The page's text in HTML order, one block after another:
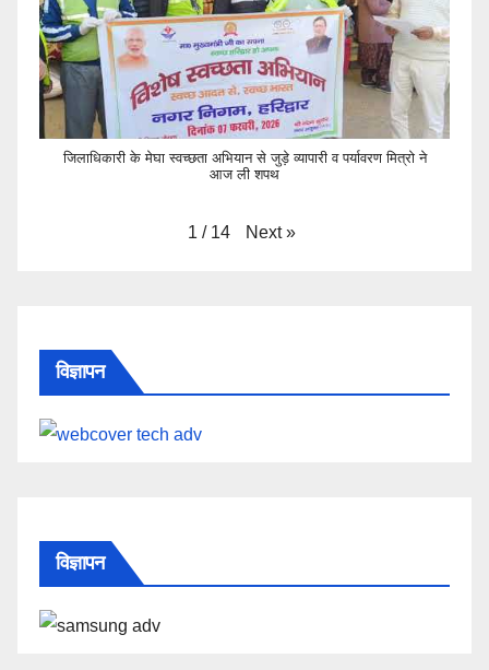
जिलाधिकारी के मेघा स्वच्छता अभियान से जुड़े व्यापारी व पर्यावरण मित्रो ने
आज ली शपथ
1 / 14 Next »
विज्ञापन
विज्ञापन